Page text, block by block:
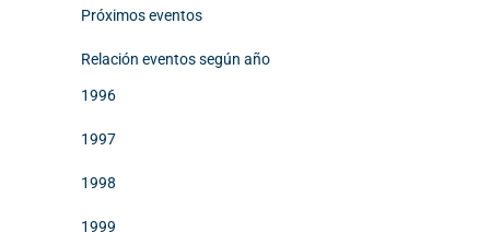
Próximos eventos
Relación eventos según año
1996
1997
1998
1999